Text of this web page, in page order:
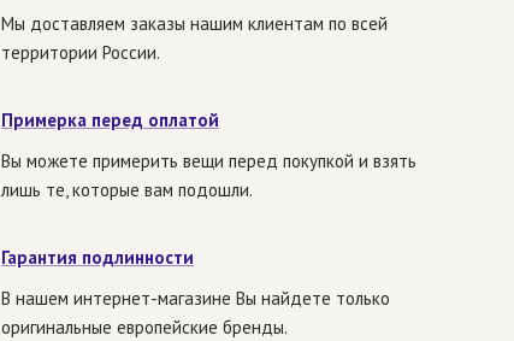
Мы доставляем заказы нашим клиентам по всей
территории России.
Примерка перед оплатой
Вы можете примерить вещи перед покупкой и взять
лишь те, которые вам подошли.
Гарантия подлинности
В нашем интернет-магазине Вы найдете только
оригинальные европейские бренды.